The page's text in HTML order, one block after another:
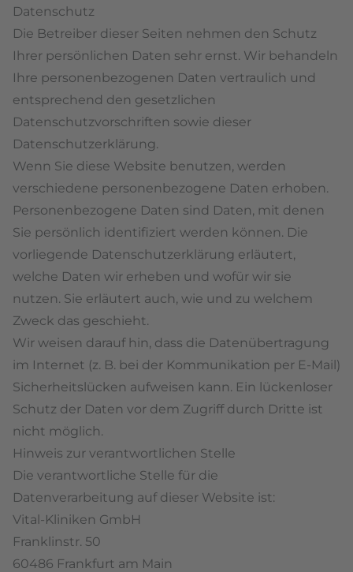
Datenschutz
Die Betreiber dieser Seiten nehmen den Schutz
Ihrer persönlichen Daten sehr ernst. Wir behandeln
Ihre personenbezogenen Daten vertraulich und
entsprechend den gesetzlichen
Datenschutzvorschriften sowie dieser
Datenschutzerklärung.
Wenn Sie diese Website benutzen, werden
verschiedene personenbezogene Daten erhoben.
Personenbezogene Daten sind Daten, mit denen
Sie persönlich identifiziert werden können. Die
vorliegende Datenschutzerklärung erläutert,
welche Daten wir erheben und wofür wir sie
nutzen. Sie erläutert auch, wie und zu welchem
Zweck das geschieht.
Wir weisen darauf hin, dass die Datenübertragung
im Internet (z. B. bei der Kommunikation per E-Mail)
Sicherheitslücken aufweisen kann. Ein lückenloser
Schutz der Daten vor dem Zugriff durch Dritte ist
nicht möglich.
Hinweis zur verantwortlichen Stelle
Die verantwortliche Stelle für die
Datenverarbeitung auf dieser Website ist:
Vital-Kliniken GmbH
Franklinstr. 50
60486 Frankfurt am Main